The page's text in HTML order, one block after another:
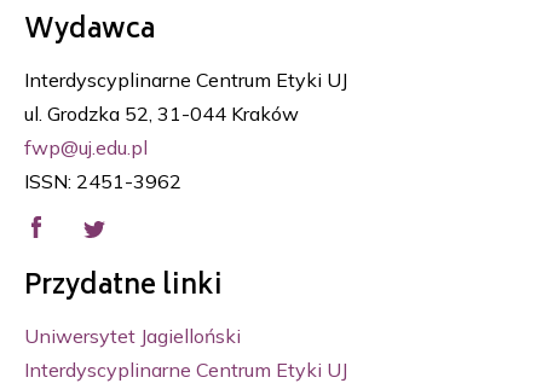
Wydawca
Interdyscyplinarne Centrum Etyki UJ
ul. Grodzka 52, 31-044 Kraków
fwp@uj.edu.pl
ISSN: 2451-3962
Przydatne linki
Uniwersytet Jagielloński
Interdyscyplinarne Centrum Etyki UJ